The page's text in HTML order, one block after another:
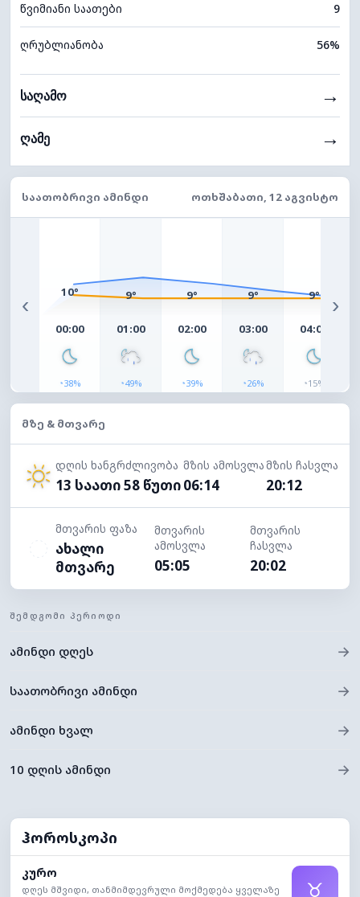
წვიმიანი საათები 9
ღრუბლიანობა 56%
საღამო →
ღამე →
ᲡᲐᲐᲗᲝᲑᲠᲘᲕᲘ ᲐᲛᲘᲜᲓᲘ ᲝᲗᲮᲨᲐᲑᲐᲗᲘ, 12 ᲐᲒᲕᲘᲡᲢᲝ
‹
10°
00:00
◔38%
9°
01:00
◔49%
9°
02:00
◔39%
9°
03:00
◔26%
9°
04:00
◔15%
›
ᲛᲖᲔ & ᲛᲗᲕᲐᲠᲔ
დღის ხანგრძლივობა
13 საათი 58 წუთი
მზის ამოსვლა
06:14
მზის ჩასვლა
20:12
მთვარის ფაზა
ახალი
მთვარე
მთვარის
ამოსვლა
05:05
მთვარის
ჩასვლა
20:02
ᲨᲔᲛᲓᲒᲝᲛᲘ ᲞᲔᲠᲘᲝᲓᲘ
ამინდი დღეს →
საათობრივი ამინდი →
ამინდი ხვალ →
10 დღის ამინდი →
ჰოროსკოპი
კურო
დღეს მშვიდი, თანმიმდევრული მოქმედება ყველაზე
♉